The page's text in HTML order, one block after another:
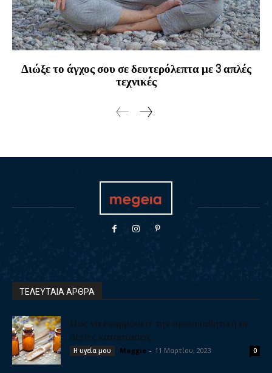
Διώξε το άγχος σου σε δευτερόλεπτα με 3 απλές
τεχνικές
ΤΕΛΕΥΤΑΙΑ ΑΡΘΡΑ
Πως να εφαρμόσετε την ομοιοπαθητική σε
οξείες καταστάσεις
Η υγεία μου Maggie - 11 Μαρτίου, 2023 0